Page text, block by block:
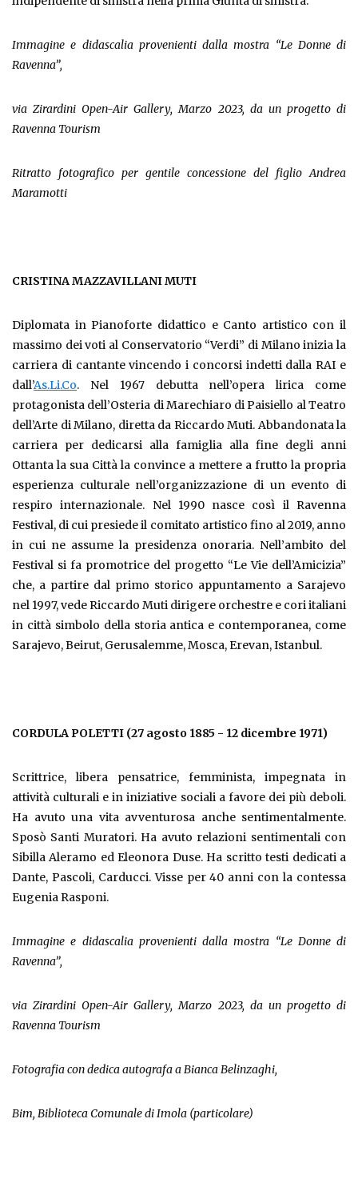
Immagine e didascalia provenienti dalla mostra “Le Donne di
Ravenna”,
via Zirardini Open-Air Gallery, Marzo 2023, da un progetto di
Ravenna Tourism
Ritratto fotografico per gentile concessione del figlio Andrea
Maramotti
CRISTINA MAZZAVILLANI MUTI
Diplomata in Pianoforte didattico e Canto artistico con il
massimo dei voti al Conservatorio “Verdi” di Milano inizia la
carriera di cantante vincendo i concorsi indetti dalla RAI e
dall’As.Li.Co. Nel 1967 debutta nell’opera lirica come
protagonista dell’Osteria di Marechiaro di Paisiello al Teatro
dell’Arte di Milano, diretta da Riccardo Muti. Abbandonata la
carriera per dedicarsi alla famiglia alla fine degli anni
Ottanta la sua Città la convince a mettere a frutto la propria
esperienza culturale nell’organizzazione di un evento di
respiro internazionale. Nel 1990 nasce così il Ravenna
Festival, di cui presiede il comitato artistico fino al 2019, anno
in cui ne assume la presidenza onoraria. Nell’ambito del
Festival si fa promotrice del progetto “Le Vie dell’Amicizia”
che, a partire dal primo storico appuntamento a Sarajevo
nel 1997, vede Riccardo Muti dirigere orchestre e cori italiani
in città simbolo della storia antica e contemporanea, come
Sarajevo, Beirut, Gerusalemme, Mosca, Erevan, Istanbul.
CORDULA POLETTI (27 agosto 1885 - 12 dicembre 1971)
Scrittrice, libera pensatrice, femminista, impegnata in
attività culturali e in iniziative sociali a favore dei più deboli.
Ha avuto una vita avventurosa anche sentimentalmente.
Sposò Santi Muratori. Ha avuto relazioni sentimentali con
Sibilla Aleramo ed Eleonora Duse. Ha scritto testi dedicati a
Dante, Pascoli, Carducci. Visse per 40 anni con la contessa
Eugenia Rasponi.
Immagine e didascalia provenienti dalla mostra “Le Donne di
Ravenna”,
via Zirardini Open-Air Gallery, Marzo 2023, da un progetto di
Ravenna Tourism
Fotografia con dedica autografa a Bianca Belinzaghi,
Bim, Biblioteca Comunale di Imola (particolare)